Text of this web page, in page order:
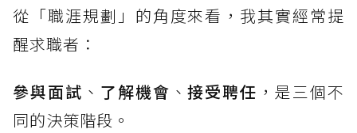
從「職涯規劃」的角度來看，我其實經常提
醒求職者：
參與面試 、 了解機會 、接受聘任 ，是三個不
同的決策階段。